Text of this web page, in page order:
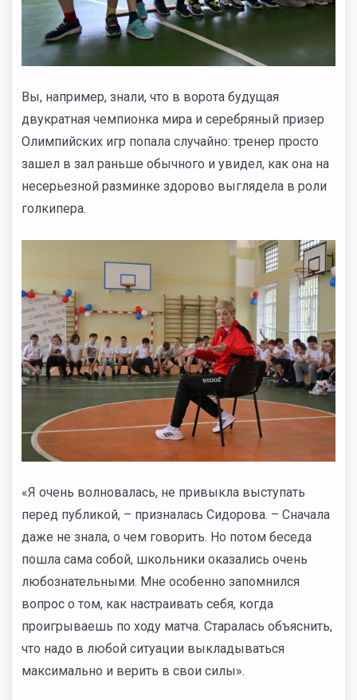
Вы, например, знали, что в ворота будущая
двукратная чемпионка мира и серебряный призер
Олимпийских игр попала случайно: тренер просто
зашел в зал раньше обычного и увидел, как она на
несерьезной разминке здорово выглядела в роли
голкипера.
«Я очень волновалась, не привыкла выступать
перед публикой, – призналась Сидорова. – Сначала
даже не знала, о чем говорить. Но потом беседа
пошла сама собой, школьники оказались очень
любознательными. Мне особенно запомнился
вопрос о том, как настраивать себя, когда
проигрываешь по ходу матча. Старалась объяснить,
что надо в любой ситуации выкладываться
максимально и верить в свои силы».